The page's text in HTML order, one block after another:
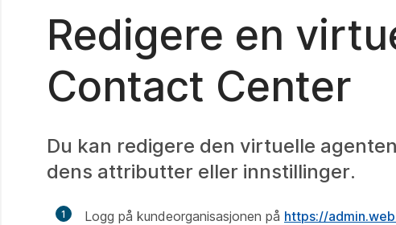
Redigere en
Contact Center
Du kan redigere den virtuelle
dens attributter eller innstillinger.
1 Logg på kundeorganisasjonen på https://